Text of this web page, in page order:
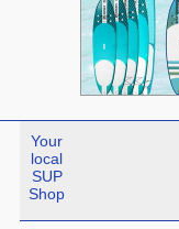
Your
local
SUP
Shop